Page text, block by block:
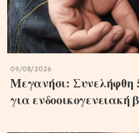
09/08/2026
Μεγανήσι: Συνελήφθη
για ενδοοικογενειακή